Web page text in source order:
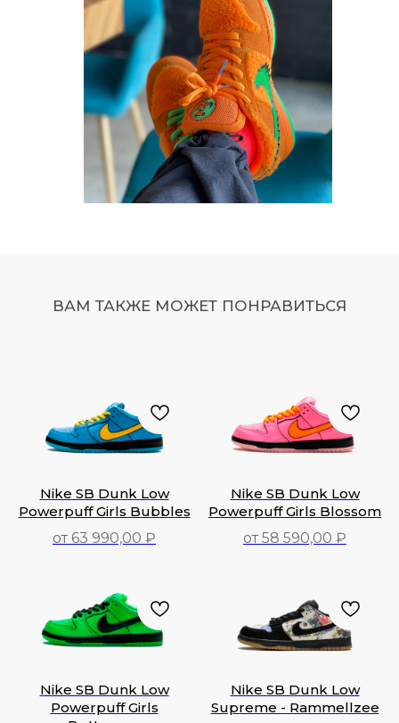
ВАМ ТАКЖЕ МОЖЕТ ПОНРАВИТЬСЯ
Nike SB Dunk Low
Powerpuff Girls Bubbles
от 63 990,00 ₽
Nike SB Dunk Low
Powerpuff Girls Blossom
от 58 590,00 ₽
Nike SB Dunk Low
Powerpuff Girls
Nike SB Dunk Low
Supreme - Rammellzee